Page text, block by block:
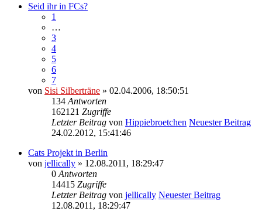
Seid ihr in FCs?
1
…
3
4
5
6
7
von Sisi Silberträne » 02.04.2006, 18:50:51
134 Antworten
162121 Zugriffe
Letzter Beitrag von Hippiebroetchen Neuester Beitrag
24.02.2012, 15:41:46
Cats Projekt in Berlin
von jellically » 12.08.2011, 18:29:47
0 Antworten
14415 Zugriffe
Letzter Beitrag von jellically Neuester Beitrag
12.08.2011, 18:29:47